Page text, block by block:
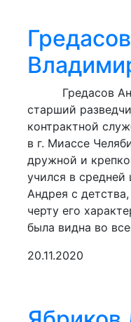
Гредасов
старший
контрактной
в г. Миас­се
дружной и
учился в
Андрея с
черту его
была видна во
20.11.2020